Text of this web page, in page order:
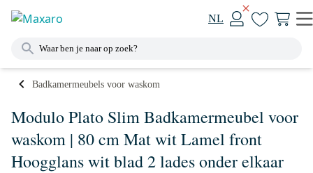
NL
Badkamermeubels voor waskom
Modulo Plato Slim Badkamermeubel voor
waskom | 80 cm Mat wit Lamel front
Hoogglans wit blad 2 lades onder elkaar